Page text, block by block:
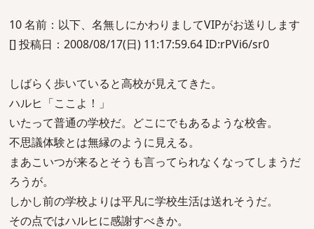
10 名前：以下、名無しにかわりましてVIPがお送りします
[] 投稿日：2008/08/17(日) 11:17:59.64 ID:rPVi6/sr0
しばらく歩いていると高校が見えてきた。
ハルヒ「ここよ！」
いたって普通の学校だ。どこにでもあるような校舎。
不思議体験とは無縁のように見える。
まあこいつが来るとそうも言ってられなくなってしまうだ
ろうが。
しかし前の学校よりは平凡に学校生活は送れそうだ。
その点ではハルヒに感謝すべきか。